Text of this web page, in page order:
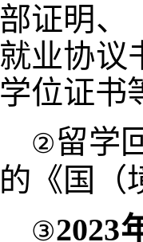
部证明、
就业协议
学位证书
②留学
的《国（
③2023